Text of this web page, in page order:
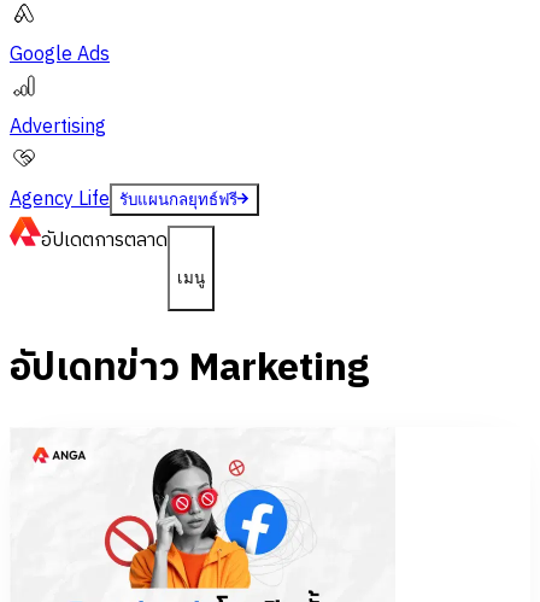
Google Ads
Advertising
Agency Life รับแผนกลยุทธ์ฟรี
อัปเดตการตลาด
เมนู
อัปเดทข่าว Marketing